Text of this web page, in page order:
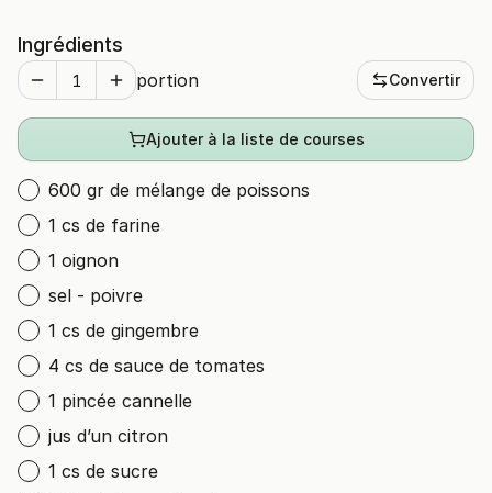
Ingrédients
portion Convertir
Ajouter à la liste de courses
600 gr de mélange de poissons
1 cs de farine
1 oignon
sel - poivre
1 cs de gingembre
4 cs de sauce de tomates
1 pincée cannelle
jus d’un citron
1 cs de sucre